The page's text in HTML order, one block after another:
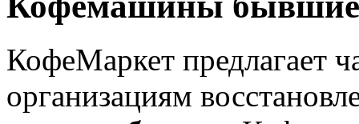
КофеМаркет предлагает
организациям